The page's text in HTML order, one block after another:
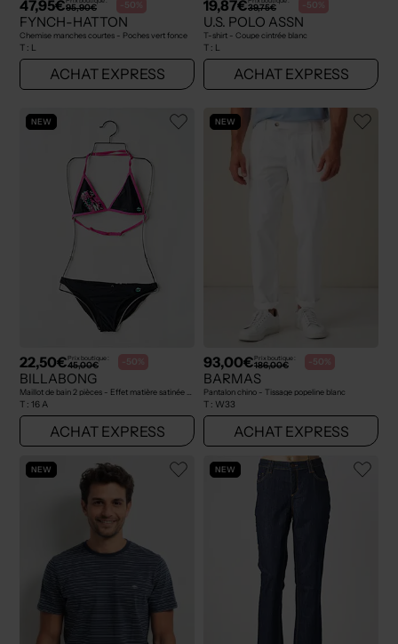
47,95€95,90€ -50%
FYNCH-HATTON
Chemise manches courtes - Poches vert fonce
T : L
ACHAT EXPRESS
19,87€39,75€ -50%
U.S. POLO ASSN
T-shirt - Coupe cintrée blanc
T : L
ACHAT EXPRESS
NEW
22,50€Prix boutique :
45,00€ -50%
BILLABONG
Maillot de bain 2 pièces - Effet matière satinée noir
T : 16 A
ACHAT EXPRESS
NEW
93,00€Prix boutique :
186,00€ -50%
BARMAS
Pantalon chino - Tissage popeline blanc
T : W33
ACHAT EXPRESS
NEW NEW